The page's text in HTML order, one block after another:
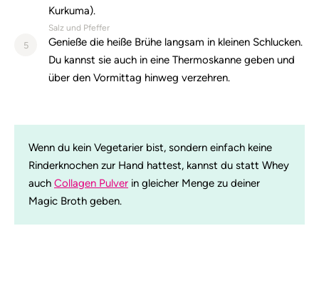
Kurkuma).
Salz und Pfeffer
5
Genieße die heiße Brühe langsam in kleinen Schlucken.
Du kannst sie auch in eine Thermoskanne geben und
über den Vormittag hinweg verzehren.
Wenn du kein Vegetarier bist, sondern einfach keine
Rinderknochen zur Hand hattest, kannst du statt Whey
auch Collagen Pulver in gleicher Menge zu deiner
Magic Broth geben.